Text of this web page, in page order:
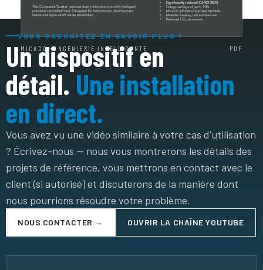
MICADO · INGÉNIERIE INTELLIGENTE PDF
VOUS SOUHAITEZ EN SAVOIR PLUS ?
Un dispositif en
détail.Une installation
en direct.
Vous avez vu une vidéo similaire à votre cas d'utilisation
? Écrivez-nous — nous vous montrerons les détails des
projets de référence, vous mettrons en contact avec le
client (si autorisé) et discuterons de la manière dont
nous pourrions résoudre votre problème.
NOUS CONTACTER → OUVRIR LA CHAÎNE YOUTUBE